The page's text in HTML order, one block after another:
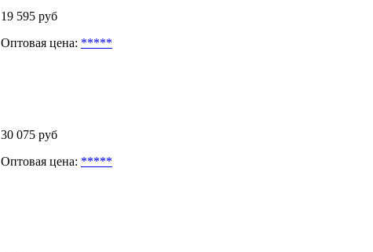
19 595 руб
Оптовая цена: *****
30 075 руб
Оптовая цена: *****